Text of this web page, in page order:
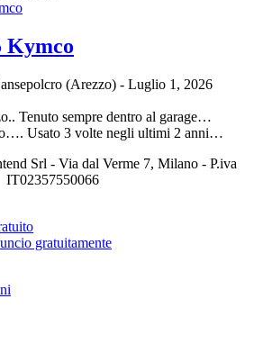
Kymco
(Arezzo) - Luglio 1, 2026
Tenuto sempre dentro al garage…
Usato 3 volte negli ultimi 2 anni…
Srl - Via dal Verme 7, Milano - P.iva
IT02357550066
gratuitamente